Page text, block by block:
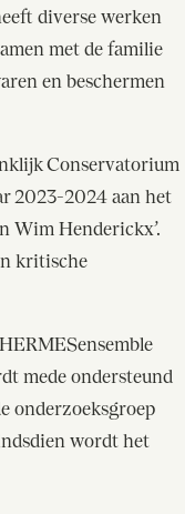
diverse werken
met de familie
en beschermen
Conservatorium
2023-2024 aan het
Wim Henderickx’.
kritische
mede ondersteund
onderzoeksgroep
wordt het